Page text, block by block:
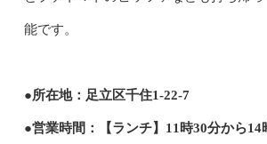
能です。
●所在地：足立区千住1-22-7
●営業時間：【ランチ】11時30分から14